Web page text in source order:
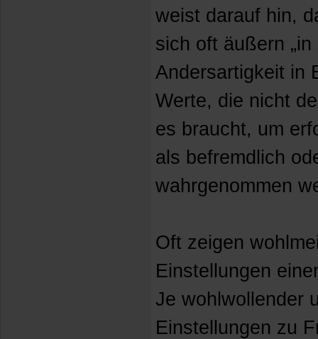
weist darauf hin,
sich oft äußern
Andersartigkeit in
Werte, die nicht
es braucht, um
als befremdlich
wahrgenommen
Oft zeigen
Einstellungen
Je wohlwollender
Einstellungen zu